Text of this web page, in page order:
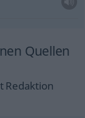
Quellen
Redaktion